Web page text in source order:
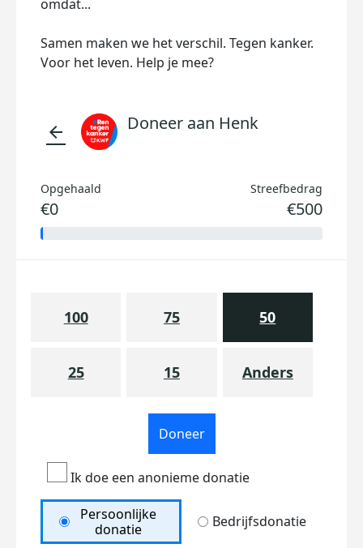
omdat...
Samen maken we het verschil. Tegen kanker.
Voor het leven. Help je mee?
arrow_back Doneer aan Henk
Opgehaald
€0
Streefbedrag
€500
100 75 50
25 15 Anders
Doneer
Ik doe een anonieme donatie
Persoonlijke
donatie
Bedrijfsdonatie